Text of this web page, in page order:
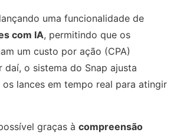
uma funcionalidade de
com IA, permitindo que os
um custo por ação (CPA)
daí, o sistema do Snap ajusta
lances em tempo real para atingir
graças à compreensão